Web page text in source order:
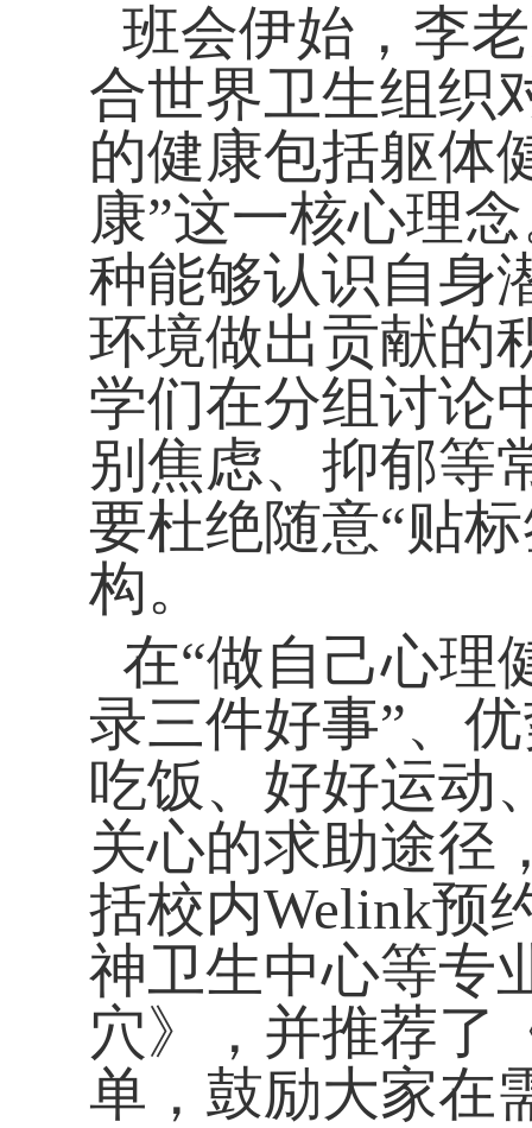
班会伊始，李
合世界卫生组织
的健康包括躯体
康”这一核心理
种能够认识自身
环境做出贡献的
学们在分组讨论
别焦虑、抑郁等
要杜绝随意“贴
构。
在“做自己心理
录三件好事”、
吃饭、好好运动
关心的求助途径
括校内Welink预
神卫生中心等专
穴》，并推荐了
单，鼓励大家在